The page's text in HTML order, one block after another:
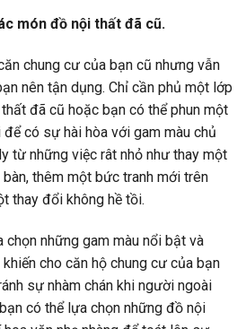
món đồ nội thất đã cũ.
chung cư của bạn cũ nhưng vẫn
nên tận dụng. Chỉ cần phủ một lớp
đã cũ hoặc bạn có thể phun một
có sự hài hòa với gam màu chủ
từ những việc rât nhỏ như thay một
thêm một bức tranh mới trên
thay đổi không hề tồi.
chọn những gam màu nổi bật và
cho căn hộ chung cư của bạn
sự nhàm chán khi người ngoài
có thể lựa chọn những đồ nội